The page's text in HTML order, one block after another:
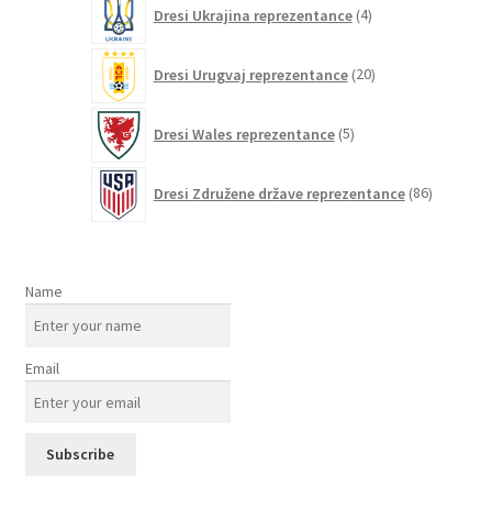
Dresi Ukrajina reprezentance 4izdelki
Dresi Urugvaj reprezentance 20izdelkov
Dresi Wales reprezentance 5izdelkov
Dresi Združene države reprezentance 86izdelkov
Name
Email